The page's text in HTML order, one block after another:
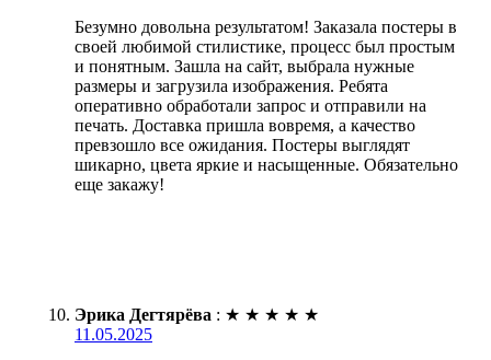
Безумно довольна результатом! Заказала постеры в
своей любимой стилистике, процесс был простым
и понятным. Зашла на сайт, выбрала нужные
размеры и загрузила изображения. Ребята
оперативно обработали запрос и отправили на
печать. Доставка пришла вовремя, а качество
превзошло все ожидания. Постеры выглядят
шикарно, цвета яркие и насыщенные. Обязательно
еще закажу!
Эрика Дегтярёва : ★ ★ ★ ★ ★
11.05.2025